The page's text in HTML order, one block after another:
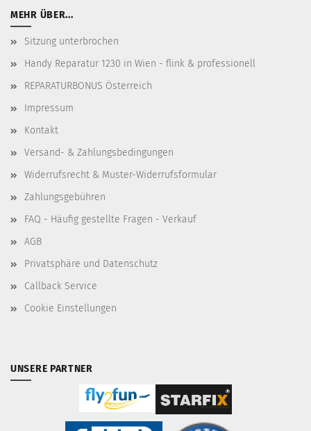
MEHR ÜBER...
Sitzung unterbrochen
Handy Reparatur 1230 in Wien - flink & professionell
REPARATURBONUS Österreich
Impressum
Kontakt
Versand- & Zahlungsbedingungen
Widerrufsrecht & Muster-Widerrufsformular
Zahlungsgebühren
FAQ - Häufig gestellte Fragen - Verkauf
AGB
Privatsphäre und Datenschutz
Callback Service
Cookie Einstellungen
UNSERE PARTNER